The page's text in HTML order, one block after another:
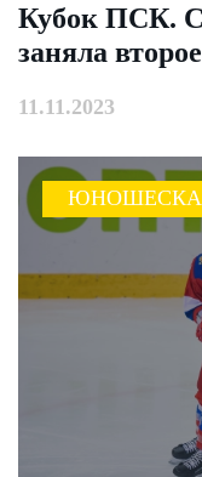
Кубок ПСК.
заняла
11.11.2023